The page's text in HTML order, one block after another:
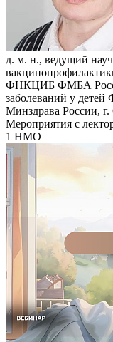
д. м. н., ведущий
ФНКЦИБ ФМБА
заболеваний у
Минздрава России,
Мероприятия с
1 НМО